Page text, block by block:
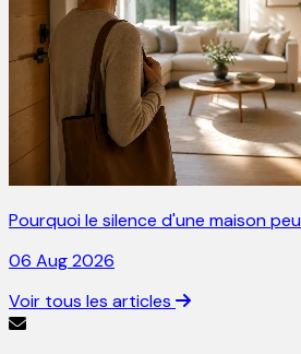
Pourquoi le silence d'une maison
06 Aug 2026
Voir tous les articles